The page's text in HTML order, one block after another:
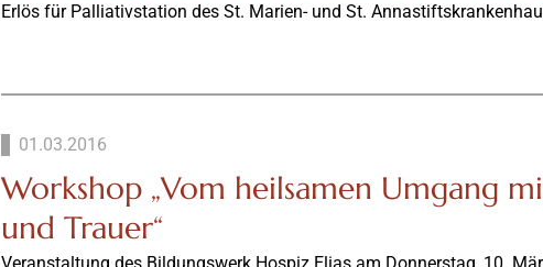
Erlös für Palliativstation des St. Marien- und St.
01.03.2016
Workshop „Vom heilsamen Umgang
und Trauer“